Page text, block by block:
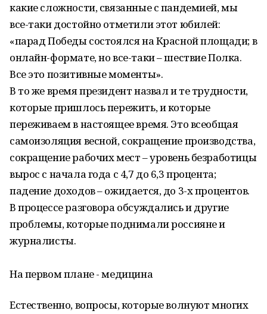
какие сложности, связанные с пандемией, мы
все-таки достойно отметили этот юбилей:
«парад Победы состоялся на Красной площади; в
онлайн-формате, но все-таки – шествие Полка.
Все это позитивные моменты».
В то же время президент назвал и те трудности,
которые пришлось пережить, и которые
переживаем в настоящее время. Это всеобщая
самоизоляция весной, сокращение производства,
сокращение рабочих мест – уровень безработицы
вырос с начала года с 4,7 до 6,3 процента;
падение доходов – ожидается, до 3-х процентов.
В процессе разговора обсуждались и другие
проблемы, которые поднимали россияне и
журналисты.
На первом плане - медицина
Естественно, вопросы, которые волнуют многих